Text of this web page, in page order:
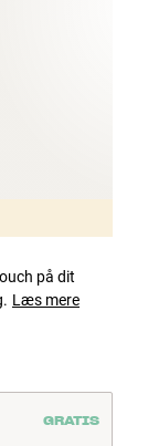
på dit
Læs mere
GRATIS